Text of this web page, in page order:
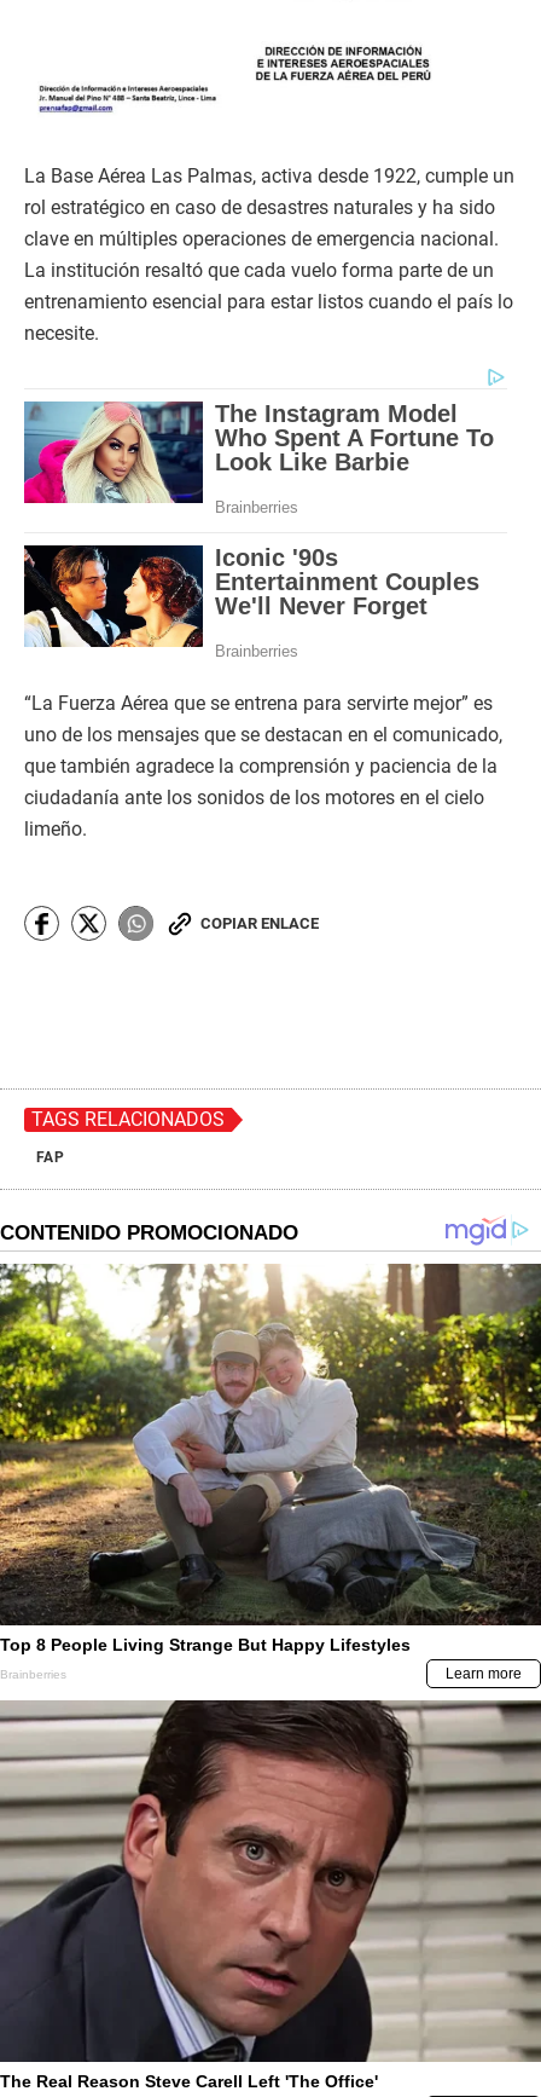
La Base Aérea Las Palmas, activa desde 1922, cumple un
rol estratégico en caso de desastres naturales y ha sido
clave en múltiples operaciones de emergencia nacional.
La institución resaltó que cada vuelo forma parte de un
entrenamiento esencial para estar listos cuando el país lo
necesite.
“La Fuerza Aérea que se entrena para servirte mejor” es
uno de los mensajes que se destacan en el comunicado,
que también agradece la comprensión y paciencia de la
ciudadanía ante los sonidos de los motores en el cielo
limeño.
COPIAR ENLACE
TAGS RELACIONADOS
FAP